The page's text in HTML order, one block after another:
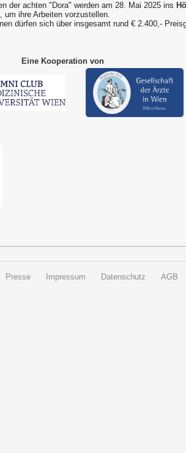
der achten "Dora" werden am 28. Mai 2025 ins
um ihre Arbeiten vorzustellen.
dürfen sich über insgesamt rund € 2.400,-
Eine Kooperation von
Presse Impressum Datenschutz AGB